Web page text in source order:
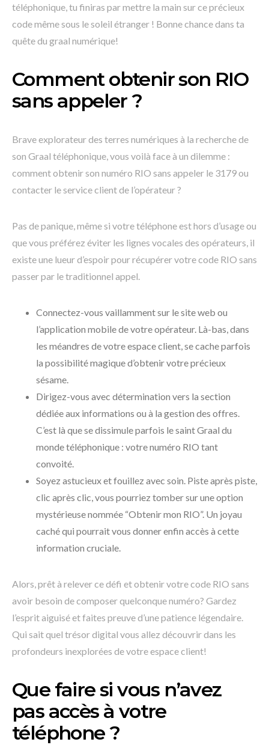
téléphonique, tu finiras par mettre la main sur ce précieux
code même sous le soleil étranger ! Bonne chance dans ta
quête du graal numérique!
Comment obtenir son RIO
sans appeler ?
Brave explorateur des terres numériques à la recherche de
son Graal téléphonique, vous voilà face à un dilemme :
comment obtenir son numéro RIO sans appeler le 3179 ou
contacter le service client de l’opérateur ?
Pas de panique, même si votre téléphone est hors d’usage ou
que vous préférez éviter les lignes vocales des opérateurs, il
existe une lueur d’espoir pour récupérer votre code RIO sans
passer par le traditionnel appel.
Connectez-vous vaillamment sur le site web ou
l’application mobile de votre opérateur. Là-bas, dans
les méandres de votre espace client, se cache parfois
la possibilité magique d’obtenir votre précieux
sésame.
Dirigez-vous avec détermination vers la section
dédiée aux informations ou à la gestion des offres.
C’est là que se dissimule parfois le saint Graal du
monde téléphonique : votre numéro RIO tant
convoité.
Soyez astucieux et fouillez avec soin. Piste après piste,
clic après clic, vous pourriez tomber sur une option
mystérieuse nommée “Obtenir mon RIO”. Un joyau
caché qui pourrait vous donner enfin accès à cette
information cruciale.
Alors, prêt à relever ce défi et obtenir votre code RIO sans
avoir besoin de composer quelconque numéro? Gardez
l’esprit aiguisé et faites preuve d’une patience légendaire.
Qui sait quel trésor digital vous allez découvrir dans les
profondeurs inexplorées de votre espace client!
Que faire si vous n’avez
pas accès à votre
téléphone ?